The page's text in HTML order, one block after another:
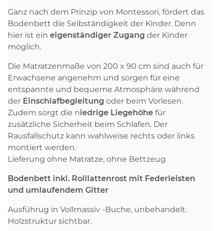
Ganz nach dem Prinzip von Montessori, fördert das
Bodenbett die Selbständigkeit der Kinder. Denn
hier ist ein eigenständiger Zugang der Kinder
möglich.
Die Matratzenmaße von 200 x 90 cm sind auch für
Erwachsene angenehm und sorgen für eine
entspannte und bequeme Atmosphäre während
der Einschlafbegleitung oder beim Vorlesen.
Zudem sorgt die niedrige Liegehöhe für
zusätzliche Sicherheit beim Schlafen. Der
Rausfallschutz kann wahlweise rechts oder links
montiert werden.
Lieferung ohne Matratze, ohne Bettzeug
Bodenbett inkl. Rolllattenrost mit Federleisten
und umlaufendem Gitter
Ausführug in Vollmassiv -Buche, unbehandelt.
Holzstruktur sichtbar.